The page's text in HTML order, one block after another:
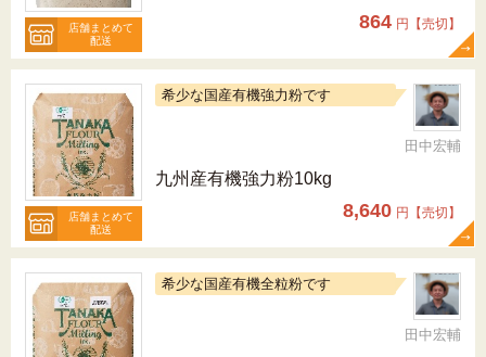
店舗まとめて
配送
864 円【売切】
店舗まとめて
配送
希少な国産有機強力粉です
田中宏輔
九州産有機強力粉10kg
8,640 円【売切】
希少な国産有機全粒粉です
田中宏輔